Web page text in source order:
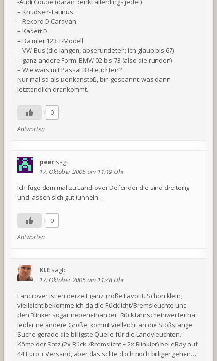
-Audi Coupe (daran denkt allerdings jeder)
– Knudsen-Taunus
– Rekord D Caravan
– Kadett D
– Daimler 123 T-Modell
– VW-Bus (die langen, abgerundeten; ich glaub bis 67)
– ganz andere Form: BMW 02 bis 73 (also die runden)
– Wie wärs mit Passat 33-Leuchten?
Nur mal so als Denkanstoß, bin gespannt, was dann
letztendlich drankommt.
0
Antworten
peer sagt:
17. Oktober 2005 um 11:19 Uhr
Ich füge dem mal zu Landrover Defender die sind dreiteilig
und lassen sich gut tunneln…
0
Antworten
KLE sagt:
17. Oktober 2005 um 11:48 Uhr
Landrover ist eh derzeit ganz große Favorit. Schön klein,
vielleicht bekomme ich da die Rücklicht/Bremsleuchte und
den Blinker sogar nebeneinander. Rückfahrscheinwerfer hat
leider ne andere Größe, kommt vielleicht an die Stoßstange.
Suche gerade die billigste Quelle für die Landyleuchten.
Käme der Satz (2x Rück-/Bremslicht + 2x Blinkler) bei eBay auf
44 Euro + Versand, aber das sollte doch noch billiger gehen…